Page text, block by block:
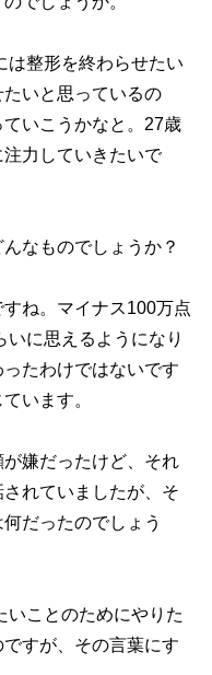
整形を終わらせたい
いと思っているの
いこうかなと。27歳
力していきたいで
なものでしょうか？
ね。マイナス100万点
いに思えるようになり
たわけではないです
います。
嫌だったけど、それ
れていましたが、そ
だったのでしょう
ことのためにやりた
すが、その言葉にす